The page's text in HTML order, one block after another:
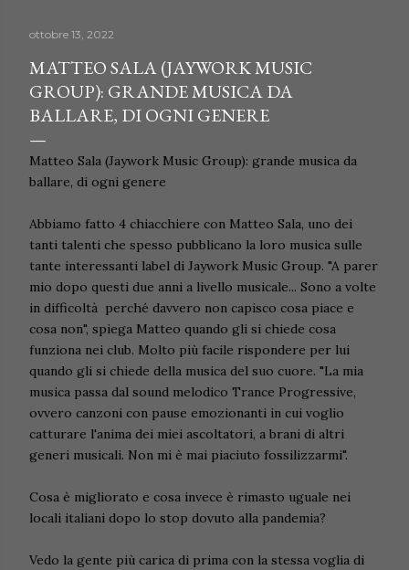
ottobre 13, 2022
MATTEO SALA (JAYWORK MUSIC
GROUP): GRANDE MUSICA DA
BALLARE, DI OGNI GENERE
Matteo Sala (Jaywork Music Group): grande musica da
ballare, di ogni genere
Abbiamo fatto 4 chiacchiere con Matteo Sala, uno dei
tanti talenti che spesso pubblicano la loro musica sulle
tante interessanti label di Jaywork Music Group. "A parer
mio dopo questi due anni a livello musicale... Sono a volte
in difficoltà perché davvero non capisco cosa piace e
cosa non", spiega Matteo quando gli si chiede cosa
funziona nei club. Molto più facile rispondere per lui
quando gli si chiede della musica del suo cuore. "La mia
musica passa dal sound melodico Trance Progressive,
ovvero canzoni con pause emozionanti in cui voglio
catturare l'anima dei miei ascoltatori, a brani di altri
generi musicali. Non mi è mai piaciuto fossilizzarmi".
Cosa è migliorato e cosa invece è rimasto uguale nei
locali italiani dopo lo stop dovuto alla pandemia?
Vedo la gente più carica di prima con la stessa voglia di